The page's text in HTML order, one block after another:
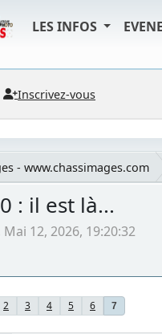
LES INFOS
Inscrivez-vous
- www.chassimages.com
: il est là...
12, 2026, 19:20:32
2 3 4 5 6 7